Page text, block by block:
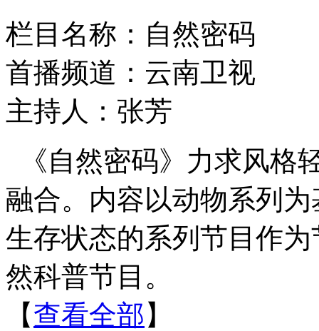
栏目名称：自然密码
首播频道：云南卫视
主持人：张芳
《自然密码》力求风格
融合。内容以动物系列
生存状态的系列节目作
然科普节目。
【查看全部 】